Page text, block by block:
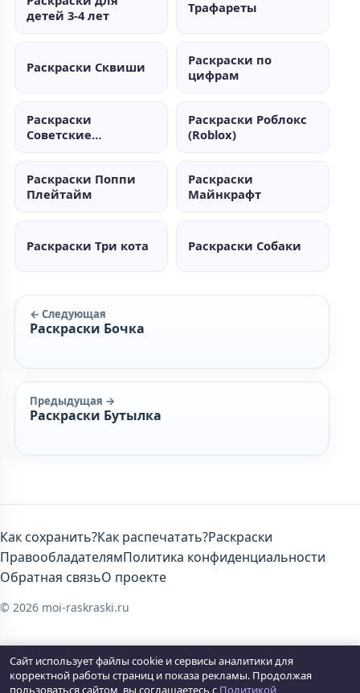
детей 3-4 лет
Трафареты
Раскраски Сквиши
Раскраски по
цифрам
Раскраски
Советские
Раскраски Роблокс
(Roblox)
Раскраски Поппи
Плейтайм
Раскраски
Майнкрафт
Раскраски Три кота Раскраски Собаки
← Следующая
Раскраски Бочка
Предыдущая →
Раскраски Бутылка
Как сохранить?Как распечатать?Раскраски
ПравообладателямПолитика конфиденциальности
Обратная связьО проекте
© 2026 moi-raskraski.ru
Сайт использует файлы cookie и сервисы аналитики для
корректной работы страниц и показа рекламы. Продолжая
пользоваться сайтом, вы соглашаетесь с Политикой